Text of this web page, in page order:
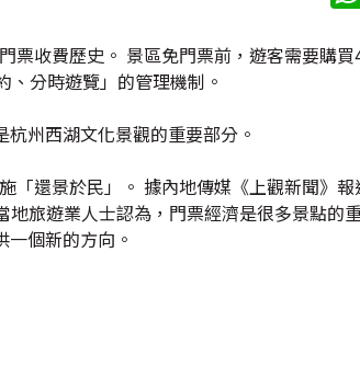
收費歷史。 景區免門票前，遊客需要購
分時遊覽」的管理機制。
州西湖文化景觀的重要部分。
還景於民」。 據內地傳媒《上觀新聞》
旅遊業人士認為，門票經濟是很多景點的
個新的方向。